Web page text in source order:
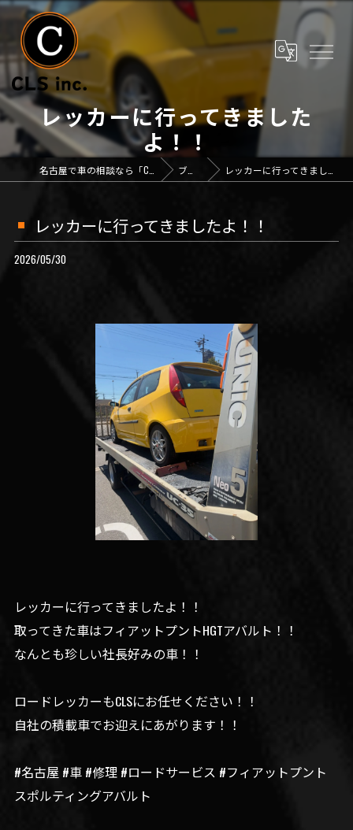
レッカーに行ってきました
よ！！
ブログ レッカーに行ってきましたよ！！
レッカーに行ってきましたよ！！
2026/05/30
レッカーに行ってきましたよ！！
取ってきた車はフィアットプントHGTアバルト！！
なんとも珍しい社長好みの車！！
ロードレッカーもCLSにお任せください！！
自社の積載車でお迎えにあがります！！
#名古屋 #車 #修理 #ロードサービス #フィアットプント
スポルティングアバルト